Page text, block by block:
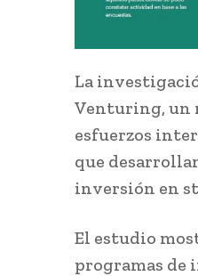
La
Venturing, un
esfuerzos
que
inversión en
El estudio
programas de